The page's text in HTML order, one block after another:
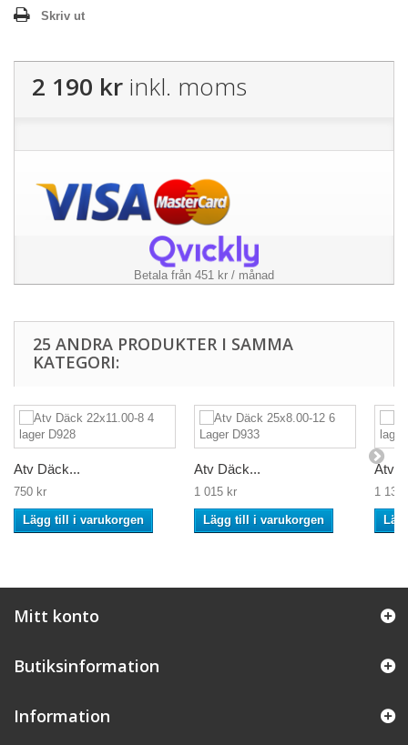
Skriv ut
2 190 kr inkl. moms
Betala från 451 kr / månad
25 ANDRA PRODUKTER I SAMMA
KATEGORI:
Atv Däck...
750 kr
Lägg till i varukorgen
Atv Däck...
1 015 kr
Lägg till i varukorgen
Atv
1 135
Mitt konto
Butiksinformation
Information